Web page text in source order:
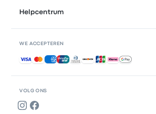
VOLG ONS
Helpcentrum
WE ACCEPTEREN
Geaccepteerde betalingen